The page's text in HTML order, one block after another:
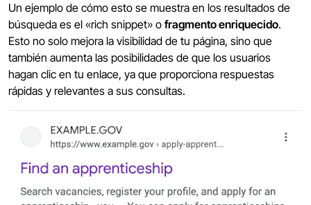
Un ejemplo de cómo esto se muestra en los resultados de
búsqueda es el «rich snippet» o fragmento enriquecido.
Esto no solo mejora la visibilidad de tu página, sino que
también aumenta las posibilidades de que los usuarios
hagan clic en tu enlace, ya que proporciona respuestas
rápidas y relevantes a sus consultas.